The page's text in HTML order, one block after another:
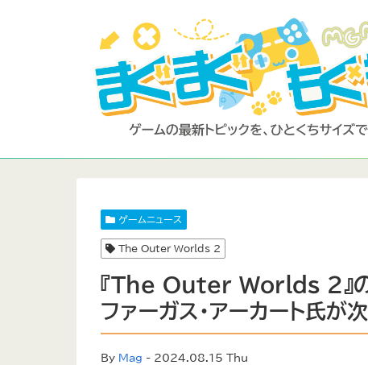
ゲームニュース
The Outer Worlds 2
『The Outer Worlds 2』
ファーガス・アーカート氏
By Mag - 2024.08.15 Thu